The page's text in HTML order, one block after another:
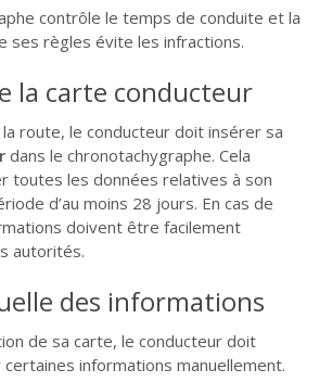
contrôle le temps de conduite et la
ses règles évite les infractions.
la carte conducteur
route, le conducteur doit insérer sa
dans le chronotachygraphe. Cela
toutes les données relatives à son
d’au moins 28 jours. En cas de
doivent être facilement
autorités.
des informations
de sa carte, le conducteur doit
informations manuellement.